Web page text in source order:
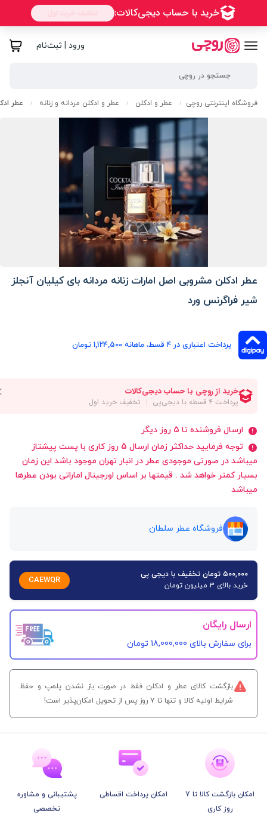
ورود | ثبت‌نام
فروشگاه اینترنتی روچی / عطر و ادکلن / عطر و ادکلن مردانه و زنانه / عطر
عطر ادکلن مشروبی اصل امارات زنانه مردانه بای کیلیان آنجلز
شیر فراگرنس ورد
پرداخت اعتباری در ۴ قسط، ماهانه 1,124,500 تومان
ارسال فروشنده تا 5 روز دیگر
توجه فرمایید حداکثر زمان ارسال 5 روز کاری با پست پیشتاز
میباشد در صورتی موجودی عطر در انبار تهران موجود باشد این زمان
بسیار کمتر خواهد شد . قیمتها بر اساس اورجینال اماراتی بودن عطرها
میباشد
فروشگاه عطر سلطان
۵۰۰,۰۰۰ تومان تخفیف با دیجی پی
خرید بالای 3 میلیون تومان
CAEWQR
ارسال رایگان
برای سفارش‌ بالای 18,000,000 تومان
بازگشت کالای عطر و ادکلن فقط در صورت باز نشدن پلمپ و حفظ
شرایط اولیه کالا و تنها تا 7 روز پس از تحویل امکان‌پذیر است!
امکان بازگشت کالا تا 7
روز کاری
امکان پرداخت اقساطی
پشتیبانی و مشاوره
تخصصی